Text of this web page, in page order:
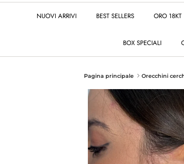
NUOVI ARRIVI BEST SELLERS ORO 18KT
BOX SPECIALI
Pagina principale Orecchini
Passa alle informazioni